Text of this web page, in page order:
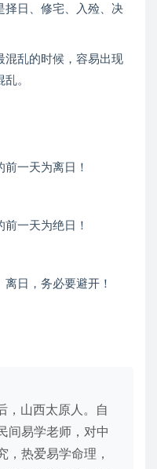
择日、修宅、入殓、决
混乱的时候，容易出现
。
一天为离日！
一天为绝日！
日，务必要避开！
，山西太原人。自
间易学老师，对中
，热爱易学命理，